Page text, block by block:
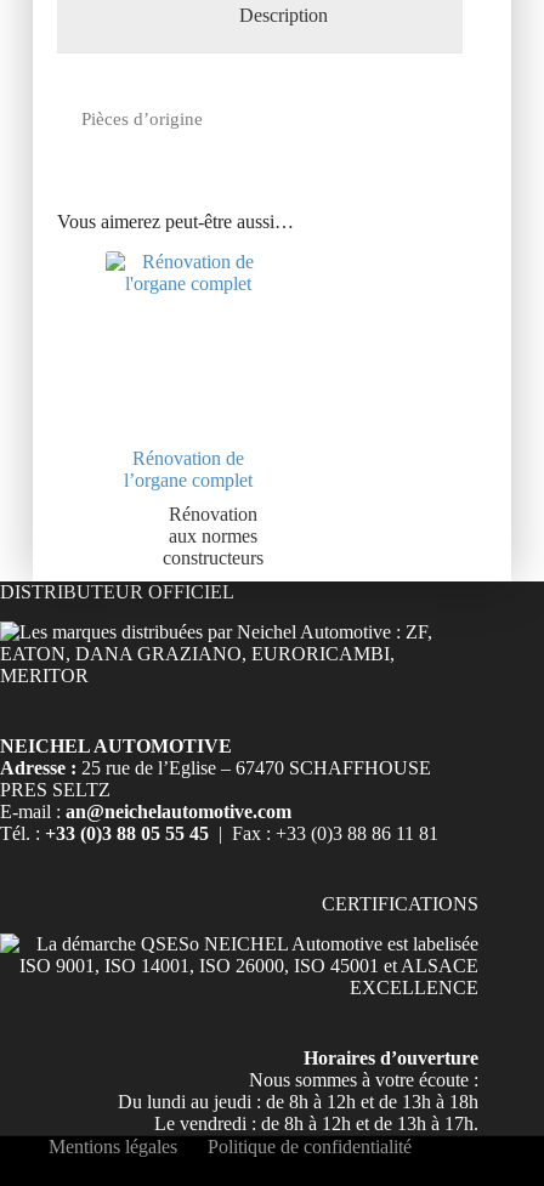
Description
Pièces d’origine
Vous aimerez peut-être aussi…
Rénovation de
l’organe complet
Rénovation
aux normes
constructeurs
DISTRIBUTEUR OFFICIEL
NEICHEL AUTOMOTIVE
Adresse : 25 rue de l’Eglise – 67470 SCHAFFHOUSE
PRES SELTZ
E-mail : an@neichelautomotive.com
Tél. : +33 (0)3 88 05 55 45 | Fax : +33 (0)3 88 86 11 81
CERTIFICATIONS
Horaires d’ouverture
Nous sommes à votre écoute :
Du lundi au jeudi : de 8h à 12h et de 13h à 18h
Le vendredi : de 8h à 12h et de 13h à 17h.
Mentions légales
Politique de confidentialité